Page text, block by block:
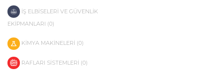
İŞ ELBİSELERİ VE GÜVENLİK
EKİPMANLARI (0)
KİMYA MAKİNELERİ (0)
RAFLARI SİSTEMLERİ (0)